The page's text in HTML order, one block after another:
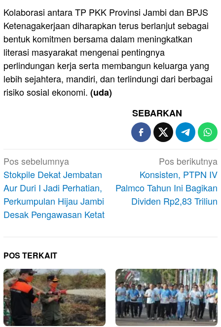
Kolaborasi antara TP PKK Provinsi Jambi dan BPJS
Ketenagakerjaan diharapkan terus berlanjut sebagai
bentuk komitmen bersama dalam meningkatkan
literasi masyarakat mengenai pentingnya
perlindungan kerja serta membangun keluarga yang
lebih sejahtera, mandiri, dan terlindungi dari berbagai
risiko sosial ekonomi. (uda)
SEBARKAN
Navigasi
pos
Pos sebelumnya
Stokpile Dekat Jembatan
Aur Duri I Jadi Perhatian,
Perkumpulan Hijau Jambi
Desak Pengawasan Ketat
Pos berikutnya
Konsisten, PTPN IV
Palmco Tahun Ini Bagikan
Dividen Rp2,83 Triliun
POS TERKAIT